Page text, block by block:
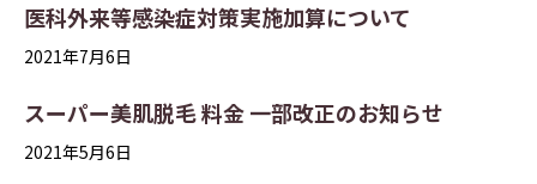
医科外来等感染症対策実施加算について
2021年7月6日
スーパー美肌脱毛 料金 一部改正のお知らせ
2021年5月6日